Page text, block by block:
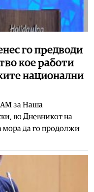
го предводи
кое работи
национални
за Наша
во Дневникот на
мора да го продолжи